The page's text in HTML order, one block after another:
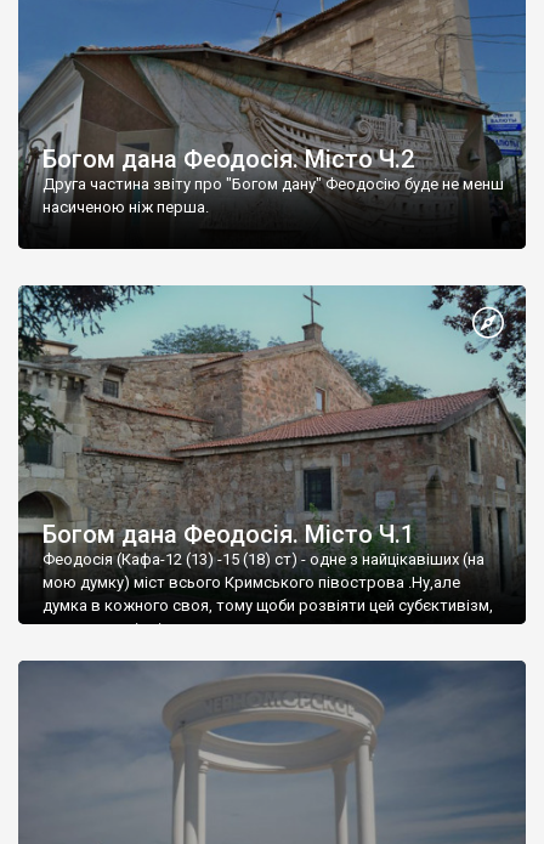
Богом дана Феодосія. Місто Ч.2
Друга частина звіту про "Богом дану" Феодосію буде не менш
насиченою ніж перша.
Богом дана Феодосія. Місто Ч.1
Феодосія (Кафа-12 (13) -15 (18) ст) - одне з найцікавіших (на
мою думку) міст всього Кримського півострова .Ну,але
думка в кожного своя, тому щоби розвіяти цей субєктивізм,
запрошую відвідати це